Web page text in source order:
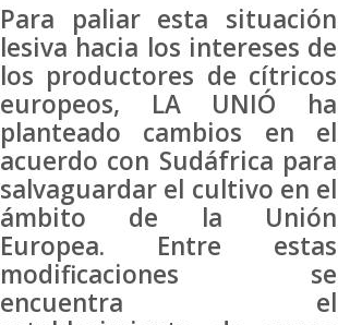
Para paliar esta situación
lesiva hacia los intereses de
los productores de cítricos
europeos, LA UNIÓ ha
planteado cambios en el
acuerdo con Sudáfrica para
salvaguardar el cultivo en el
ámbito de la Unión
Europea. Entre estas
modificaciones se
encuentra el